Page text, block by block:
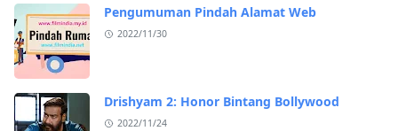
Pengumuman Pindah Alamat Web
2022/11/30
Drishyam 2: Honor Bintang Bollywood
2022/11/24